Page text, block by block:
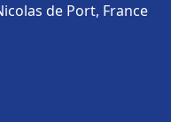
de Port, France